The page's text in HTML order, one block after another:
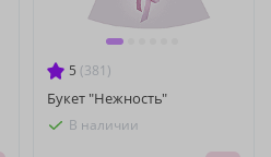
5 (381)
Букет "Нежность"
В наличии